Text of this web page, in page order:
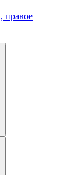
правое